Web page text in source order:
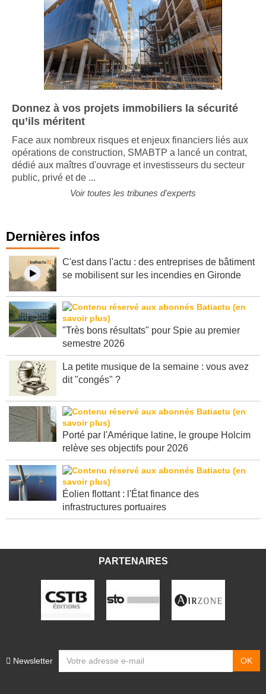
Donnez à vos projets immobiliers la sécurité
qu’ils méritent
Face aux nombreux risques et enjeux financiers liés aux
opérations de construction, SMABTP a lancé un contrat,
dédié aux maîtres d'ouvrage et investisseurs du secteur
Dernières infos
C'est dans l'actu : des entreprises de bâtiment
"Très bons résultats" pour Spie au premier
La petite musique de la semaine : vous avez
Porté par l'Amérique latine, le groupe Holcim
Éolien flottant : l'État finance des